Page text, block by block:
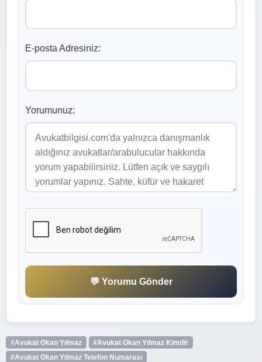
E-posta Adresiniz:
Yorumunuz:
💬 Yorumu Gönder
#Avukat Okan Yılmaz
#Avukat Okan Yılmaz Kimdir
#Avukat Okan Yılmaz Telefon Numarası